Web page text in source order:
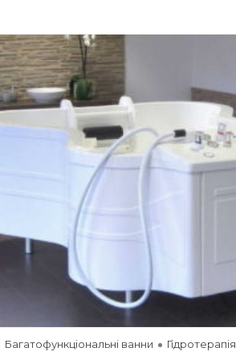
Багатофункціональні ванни Гідротерапія